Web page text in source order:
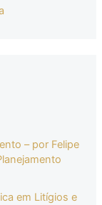
– por Felipe
em Litígios e